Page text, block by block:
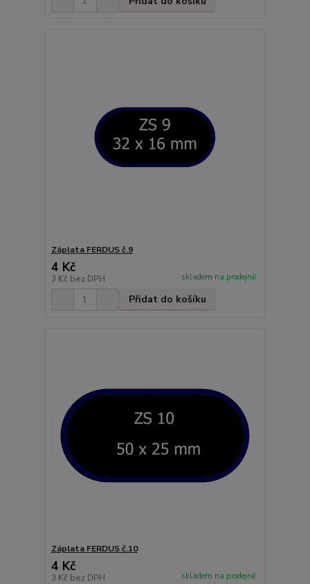
Záplata FERDUS č.9
4 Kč
3 Kč bez DPH skladem na prodejně
Přidat do košíku
Záplata FERDUS č.10
4 Kč
3 Kč bez DPH skladem na prodejně